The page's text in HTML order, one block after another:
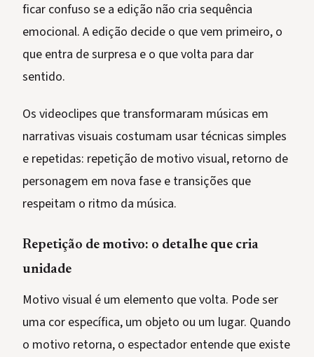
ficar confuso se a edição não cria sequência
emocional. A edição decide o que vem primeiro, o
que entra de surpresa e o que volta para dar
sentido.
Os videoclipes que transformaram músicas em
narrativas visuais costumam usar técnicas simples
e repetidas: repetição de motivo visual, retorno de
personagem em nova fase e transições que
respeitam o ritmo da música.
Repetição de motivo: o detalhe que cria
unidade
Motivo visual é um elemento que volta. Pode ser
uma cor específica, um objeto ou um lugar. Quando
o motivo retorna, o espectador entende que existe